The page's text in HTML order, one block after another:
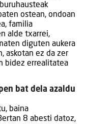
ostean, ondoan
familia
alde txarrei,
diguten aukera
askotan ez da zer
bidez errealitatea
bat dela azaldu
baina
8 abesti datoz,